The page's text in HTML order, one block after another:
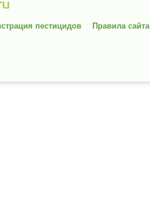
пестицидов Правила сайта